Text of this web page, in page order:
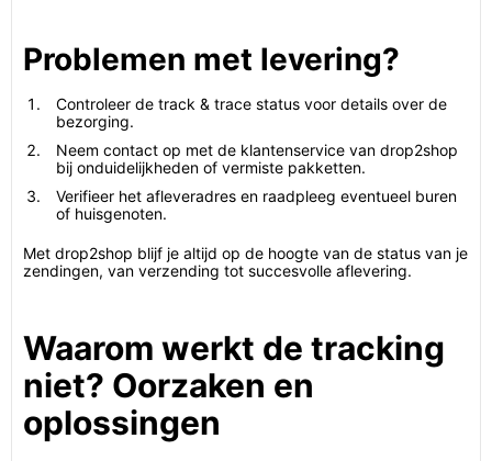
Problemen met levering?
Controleer de track & trace status voor details over de
bezorging.
Neem contact op met de klantenservice van drop2shop
bij onduidelijkheden of vermiste pakketten.
Verifieer het afleveradres en raadpleeg eventueel buren
of huisgenoten.
Met drop2shop blijf je altijd op de hoogte van de status van je
zendingen, van verzending tot succesvolle aflevering.
Waarom werkt de tracking
niet? Oorzaken en
oplossingen